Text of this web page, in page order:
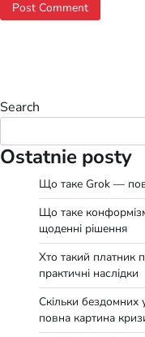
Search
Ostatnie posty
Що таке Grok —
Що таке
щоденні рішення
Хто такий платник
практичні наслідки
Скільки
повна картина